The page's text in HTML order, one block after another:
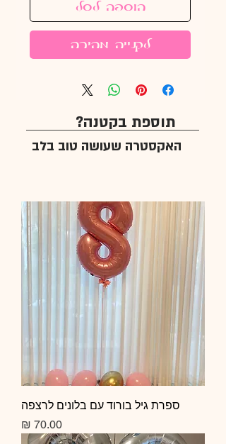
הוספה לסל
לקנייה מהירה
תוספת בקטנה?
האקסטרה שעושה טוב בלב
ספרת גיל בורוד עם בלונים לרצפה
מחיר